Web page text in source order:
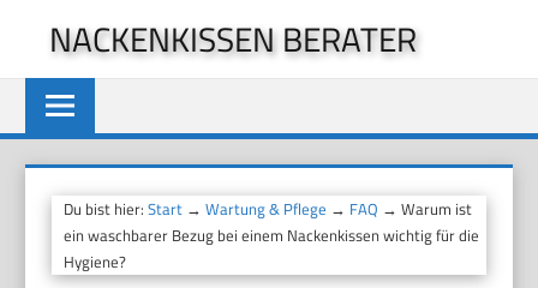
springen
NACKENKISSEN BERATER
Du bist hier:Start →Wartung & Pflege → FAQ → Warum ist
ein waschbarer Bezug bei einem Nackenkissen wichtig für die
Hygiene?